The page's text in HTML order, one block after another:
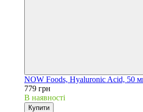
NOW Foods, Hyaluronic Acid, 50
779 грн
В наявності
Купити